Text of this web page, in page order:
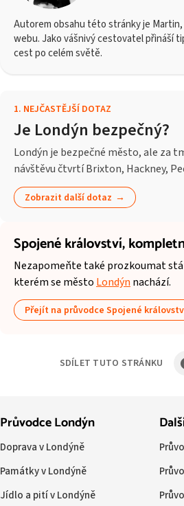
Autorem obsahu této stránky je
webu. Jako vášnivý cestovatel přináší
cest po celém světě.
1. NEJČASTĚJŠÍ DOTAZ
Je Londýn bezpečný?
Londýn je bezpečné město, ale za
návštěvu čtvrtí Brixton, Hackney,
Zobrazit další dotaz
Spojené království,
Nezapomeňte také prozkoumat
kterém se město Londýn nachází.
Přejít na průvodce Spojené
SDÍLET TUTO STRÁNKU
Průvodce Londýn
Doprava v Londýně
Památky v Londýně
Jídlo a pití v Londýně